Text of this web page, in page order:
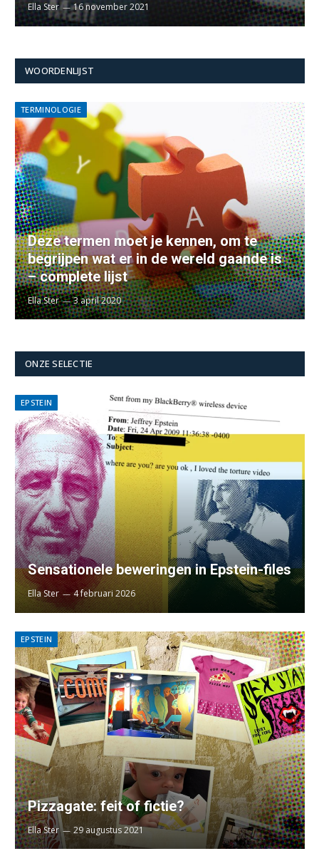
Ella Ster 16 november 2021
WOORDENLIJST
TERMINOLOGIE
Deze termen moet je kennen, om te
begrijpen wat er in de wereld gaande is
– complete lijst
Ella Ster 3 april 2020
ONZE SELECTIE
EPSTEIN
Sensationele beweringen in Epstein-files
Ella Ster 4 februari 2026
EPSTEIN
Pizzagate: feit of fictie?
Ella Ster 29 augustus 2021